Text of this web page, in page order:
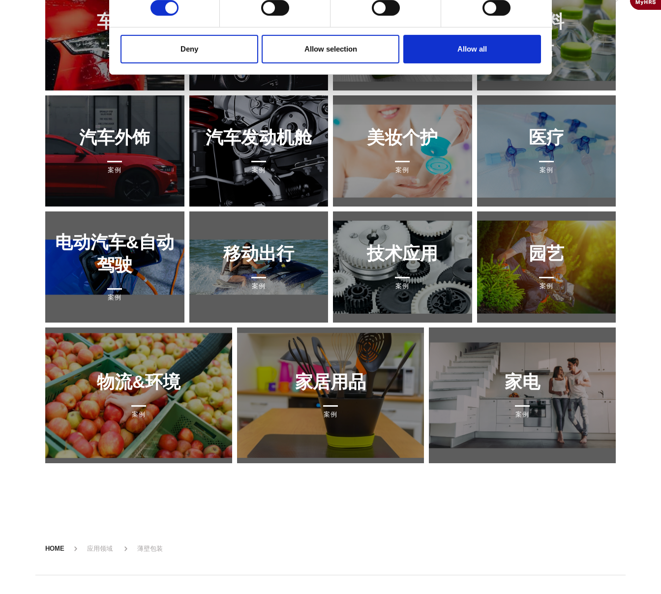
marketing cookies:
enable web analytics services ("Google Analytics"), giving us insight into the behavior of website
Deny Allow selection Allow all
车灯
案例
汽车内饰 薄壁包装 饮料
案例
汽车外饰
案例
汽车发动机舱
案例
美妆个护
案例
医疗
案例
电动汽车&自动
驾驶
案例
移动出行
案例
技术应用
案例
园艺
案例
物流&环境
案例
家居用品
案例
家电
案例
HOME 应用领域 薄壁包装